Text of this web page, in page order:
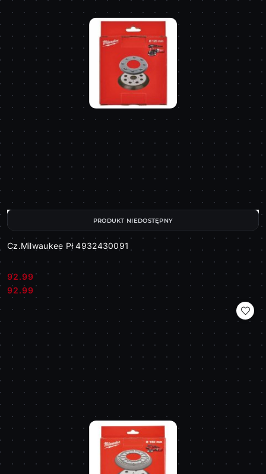
Cz.Milwaukee Pł 4932430091
Cena:
92.99
Cena:
92.99
PRODUKT NIEDOSTĘPNY